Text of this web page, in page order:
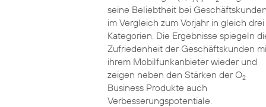
seine Beliebtheit bei
im Vergleich zum Vorjahr in gleich drei
Kategorien. Die Ergebnisse spiegeln
Zufriedenheit der Geschäftskunden
ihrem Mobilfunkanbieter wieder und
zeigen neben den Stärken der O2
Business Produkte auch
Verbesserungspotentiale.